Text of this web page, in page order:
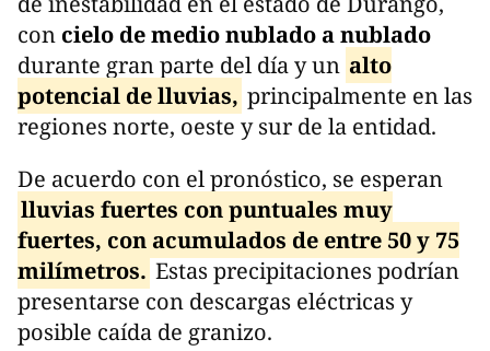
con cielo de medio nublado a nublado
durante gran parte del día y un alto
potencial de lluvias, principalmente en las
regiones norte, oeste y sur de la entidad.
De acuerdo con el pronóstico, se esperan
lluvias fuertes con puntuales muy
fuertes, con acumulados de entre 50 y 75
milímetros. Estas precipitaciones podrían
presentarse con descargas eléctricas y
posible caída de granizo.